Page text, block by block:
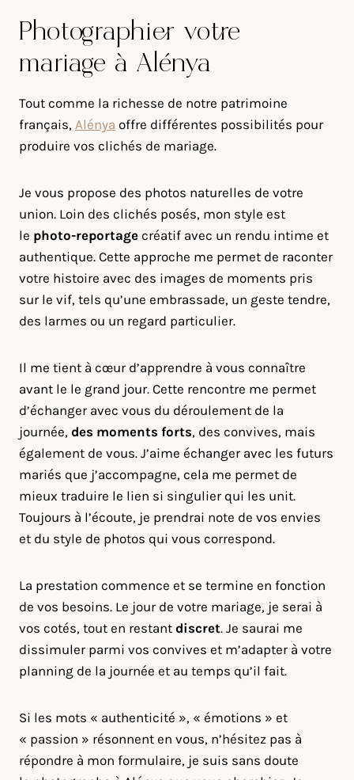
Photographier votre
mariage à Alénya
Tout comme la richesse de notre patrimoine
français, Alénya offre différentes possibilités pour
produire vos clichés de mariage.
Je vous propose des photos naturelles de votre
union. Loin des clichés posés, mon style est
le photo-reportage créatif avec un rendu intime et
authentique. Cette approche me permet de raconter
votre histoire avec des images de moments pris
sur le vif, tels qu’une embrassade, un geste tendre,
des larmes ou un regard particulier.
Il me tient à cœur d’apprendre à vous connaître
avant le le grand jour. Cette rencontre me permet
d’échanger avec vous du déroulement de la
journée, des moments forts, des convives, mais
également de vous. J’aime échanger avec les futurs
mariés que j’accompagne, cela me permet de
mieux traduire le lien si singulier qui les unit.
Toujours à l’écoute, je prendrai note de vos envies
et du style de photos qui vous correspond.
La prestation commence et se termine en fonction
de vos besoins. Le jour de votre mariage, je serai à
vos cotés, tout en restant discret. Je saurai me
dissimuler parmi vos convives et m’adapter à votre
planning de la journée et au temps qu’il fait.
Si les mots « authenticité », « émotions » et
« passion » résonnent en vous, n’hésitez pas à
répondre à mon formulaire, je suis sans doute